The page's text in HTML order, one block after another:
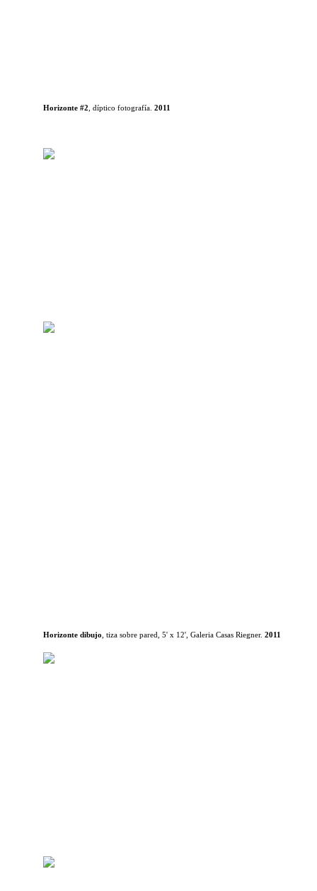
Horizonte #2 , díptico fotografía.2011
Horizonte dibujo , tiza sobre pared, 5' x 12', Galeria Casas Riegner. 2011